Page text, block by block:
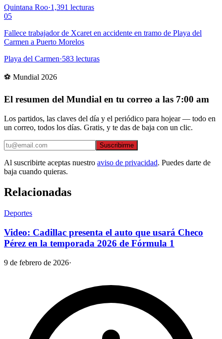
Quintana Roo·1,391 lecturas
05
Fallece trabajador de Xcaret en accidente en tramo de Playa del
Carmen a Puerto Morelos
Playa del Carmen·583 lecturas
⚽ Mundial 2026
El resumen del Mundial en tu correo a las 7:00 am
Los partidos, las claves del día y el periódico para hojear — todo en
un correo, todos los días. Gratis, y te das de baja con un clic.
Suscribirme
Al suscribirte aceptas nuestro aviso de privacidad. Puedes darte de
baja cuando quieras.
Relacionadas
Deportes
Video: Cadillac presenta el auto que usará Checo
Pérez en la temporada 2026 de Fórmula 1
9 de febrero de 2026·